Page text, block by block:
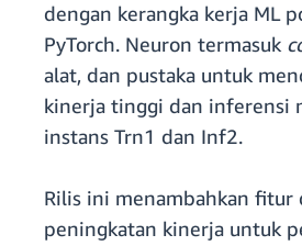
dengan kerangka kerja ML
PyTorch. Neuron termasuk
alat, dan pustaka untuk
kinerja tinggi dan inferensi
instans Trn1 dan Inf2.
Rilis ini menambahkan fitur
peningkatan kinerja untuk